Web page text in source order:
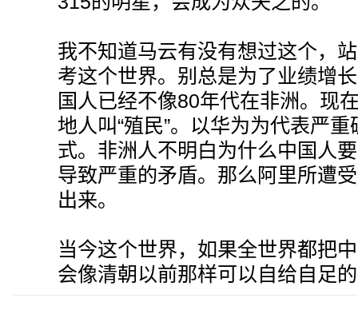
我不知道马云有没有想过这个，
考这个世界。别总是为了业绩增
国人已经不像80年代在非洲。现
地人叫“殖民”。以华为为代表严
式。非洲人不明白为什么中国人
导致严重的矛盾。那么阿里所遭
出来。
当今这个世界，如果全世界都把
会像清朝以前那样可以自给自足